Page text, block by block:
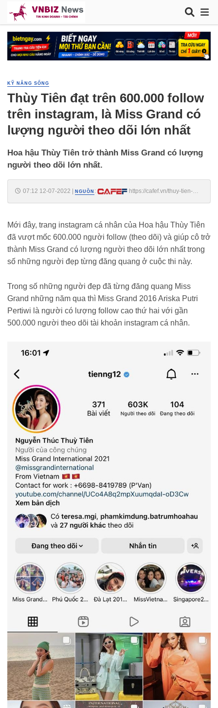
KỸ NĂNG SỐNG
Thùy Tiên đạt trên 600.000 follow
trên instagram, là Miss Grand có
lượng người theo dõi lớn nhất
Hoa hậu Thùy Tiên trở thành Miss Grand có lượng
người theo dõi lớn nhất.
07:12 12-07-2022 NGUỒN :
https://cafef.vn/thuy-tien-
Mới đây, trang instagram cá nhân của Hoa hậu Thùy Tiên
đã vượt mốc 600.000 người follow (theo dõi) và giúp cô trở
thành Miss Grand có lượng người theo dõi lớn nhất trong
số những người đẹp từng đăng quang ở cuộc thi này.
Trong số những người đẹp đã từng đăng quang Miss
Grand những năm qua thì Miss Grand 2016 Ariska Putri
Pertiwi là người có lượng follow cao thứ hai với gần
500.000 người theo dõi tài khoản instagram cá nhân.